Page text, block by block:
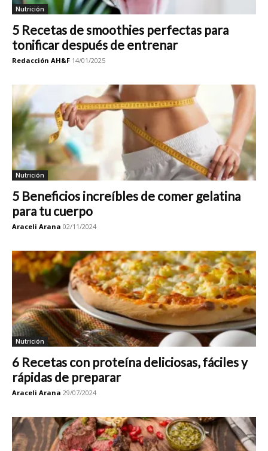
Nutrición
5 Recetas de smoothies perfectas para
tonificar después de entrenar
Redacción AH&F 14/01/2025
Nutrición
5 Beneficios increíbles de comer gelatina
para tu cuerpo
Araceli Arana 02/11/2024
Nutrición
6 Recetas con proteína deliciosas, fáciles y
rápidas de preparar
Araceli Arana 29/07/2024